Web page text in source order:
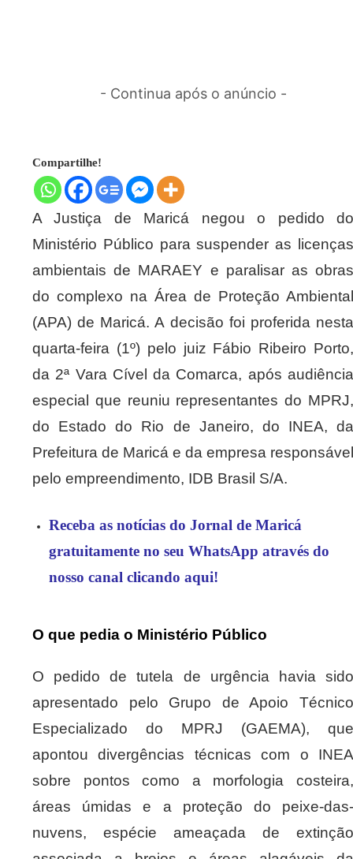
- Continua após o anúncio -
Compartilhe!
A Justiça de Maricá negou o pedido do
Ministério Público para suspender as licenças
ambientais de MARAEY e paralisar as obras
do complexo na Área de Proteção Ambiental
(APA) de Maricá. A decisão foi proferida nesta
quarta-feira (1º) pelo juiz Fábio Ribeiro Porto,
da 2ª Vara Cível da Comarca, após audiência
especial que reuniu representantes do MPRJ,
do Estado do Rio de Janeiro, do INEA, da
Prefeitura de Maricá e da empresa responsável
pelo empreendimento, IDB Brasil S/A.
Receba as notícias do Jornal de Maricá
gratuitamente no seu WhatsApp através do
nosso canal clicando aqui!
O que pedia o Ministério Público
O pedido de tutela de urgência havia sido
apresentado pelo Grupo de Apoio Técnico
Especializado do MPRJ (GAEMA), que
apontou divergências técnicas com o INEA
sobre pontos como a morfologia costeira,
áreas úmidas e a proteção do peixe-das-
nuvens, espécie ameaçada de extinção